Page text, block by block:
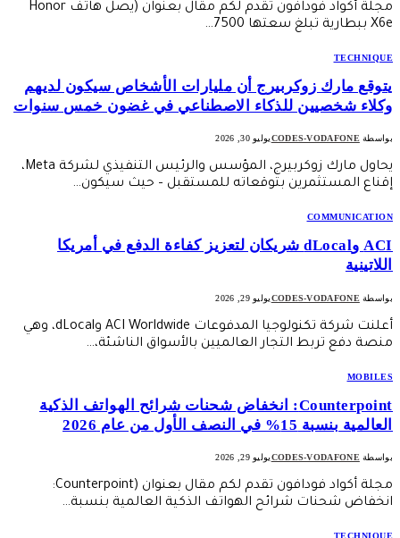
مجلة أكواد فودافون تقدم لكم مقال بعنوان (يصل هاتف Honor
X6e ببطارية تبلغ سعتها 7500…
TECHNIQUE
يتوقع مارك زوكربيرج أن مليارات الأشخاص سيكون لديهم
وكلاء شخصيين للذكاء الاصطناعي في غضون خمس سنوات
بواسطة CODES-VODAFONEيوليو 30, 2026
يحاول مارك زوكربيرج، المؤسس والرئيس التنفيذي لشركة Meta،
إقناع المستثمرين بتوقعاته للمستقبل – حيث سيكون…
COMMUNICATION
ACI وdLocal شريكان لتعزيز كفاءة الدفع في أمريكا
اللاتينية
بواسطة CODES-VODAFONEيوليو 29, 2026
أعلنت شركة تكنولوجيا المدفوعات ACI Worldwide وdLocal، وهي
منصة دفع تربط التجار العالميين بالأسواق الناشئة،…
MOBILES
Counterpoint: انخفاض شحنات شرائح الهواتف الذكية
العالمية بنسبة 15% في النصف الأول من عام 2026
بواسطة CODES-VODAFONEيوليو 29, 2026
مجلة أكواد فودافون تقدم لكم مقال بعنوان (Counterpoint:
انخفاض شحنات شرائح الهواتف الذكية العالمية بنسبة…
TECHNIQUE